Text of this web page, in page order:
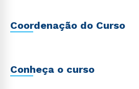
Coordenação do Curso
Conheça o curso